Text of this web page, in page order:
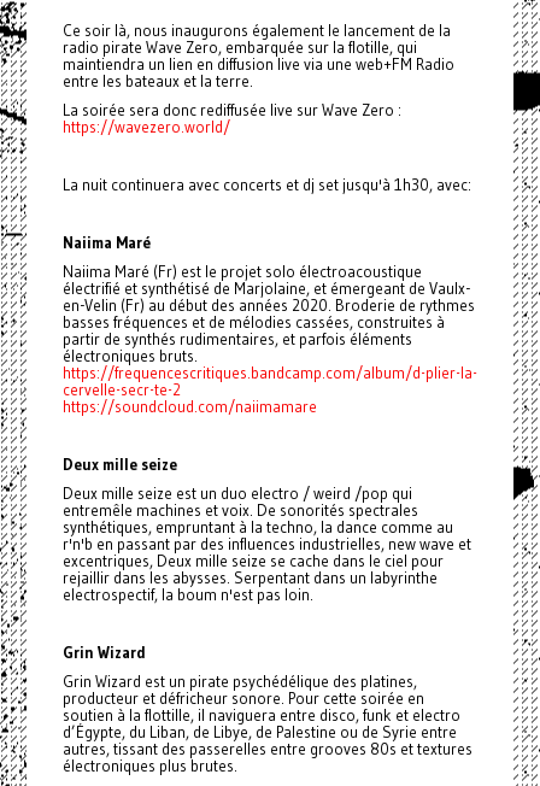
Ce soir là, nous inaugurons également le lancement de la
radio pirate Wave Zero, embarquée sur la flotille, qui
maintiendra un lien en diffusion live via une web+FM Radio
entre les bateaux et la terre.
La soirée sera donc rediffusée live sur Wave Zero :
https://wavezero.world/
La nuit continuera avec concerts et dj set jusqu'à 1h30, avec:
Naiima Maré
Naiima Maré (Fr) est le projet solo électroacoustique
électrifié et synthétisé de Marjolaine, et émergeant de Vaulx-
en-Velin (Fr) au début des années 2020. Broderie de rythmes
basses fréquences et de mélodies cassées, construites à
partir de synthés rudimentaires, et parfois éléments
électroniques bruts.
https://frequencescritiques.bandcamp.com/album/d-plier-la-
cervelle-secr-te-2
https://soundcloud.com/naiimamare
Deux mille seize
Deux mille seize est un duo electro / weird /pop qui
entremêle machines et voix. De sonorités spectrales
synthétiques, empruntant à la techno, la dance comme au
r'n'b en passant par des influences industrielles, new wave et
excentriques, Deux mille seize se cache dans le ciel pour
rejaillir dans les abysses. Serpentant dans un labyrinthe
electrospectif, la boum n'est pas loin.
Grin Wizard
Grin Wizard est un pirate psychédélique des platines,
producteur et défricheur sonore. Pour cette soirée en
soutien à la flottille, il naviguera entre disco, funk et electro
d’Égypte, du Liban, de Libye, de Palestine ou de Syrie entre
autres, tissant des passerelles entre grooves 80s et textures
électroniques plus brutes.